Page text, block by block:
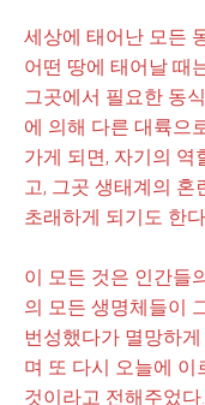
세상에 태어난 모든
어떤 땅에 태어날 때
그곳에서 필요한 동
에 의해 다른 대륙으
가게 되면, 자기의 역
고, 그곳 생태계의 혼
초래하게 되기도 한
이 모든 것은 인간들
의 모든 생명체들이
번성했다가 멸망하
며 또 다시 오늘에 이
것이라고 전해주었다.